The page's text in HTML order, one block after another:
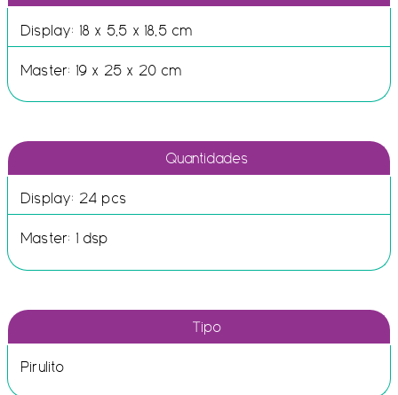
Display: 18 x 5,5 x 18,5 cm
Master: 19 x 25 x 20 cm
Quantidades
Display: 24 pcs
Master: 1 dsp
Tipo
Pirulito